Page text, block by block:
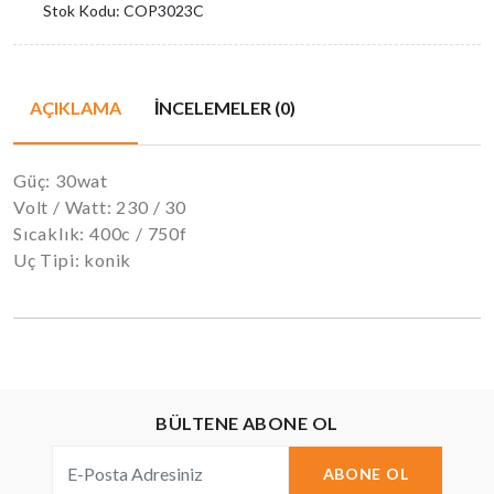
Stok Kodu: COP3023C
AÇIKLAMA İNCELEMELER (0)
Güç: 30wat
Volt / Watt: 230 / 30
Sıcaklık: 400c / 750f
Uç Tipi: konik
BÜLTENE ABONE OL
ABONE OL